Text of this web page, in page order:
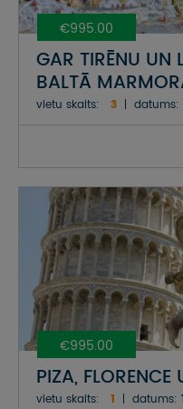
€995.00
GAR TIRĒNU UN
BALTĀ
CINQUE TERRE
vietu skaits: 3 datums:
€995.00
PIZA,
vietu skaits: 1 datums: